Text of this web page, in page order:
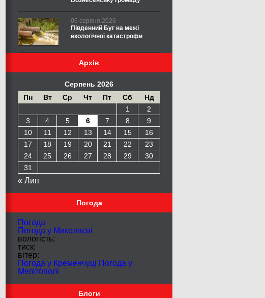
05 серпня 2026
Південний Буг на межі
екологічної катастрофи
Архів
Серпень 2026
Пн
Вт Ср Чт Пт Сб
Нд
1
2
3
4 5 6 7 8
9
10
11 12 13 14 15
16
17
18 19 20 21 22
23
24
25 26 27 28 29
30
31
« Лип
Погода
Погода
Погода у Миколаєві
вологість:
тиск:
вітер:
Погода у Кременчуці Погода у
Мелітополі
Блоги